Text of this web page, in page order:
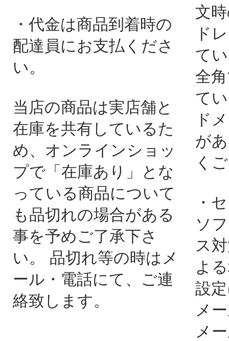
・代金は商品到着時の
配達員にお支払くださ
い。
当店の商品は実店舗と
在庫を共有しているた
め、オンラインショッ
プで「在庫あり」とな
っている商品について
も品切れの場合がある
事を予めご了承下さ
い。 品切れ等の時はメ
ール・電話にて、ご連
絡致します。
文
ド
て
全
て
ド
が
く
・
ソ
ス
よ
設
メ
メ